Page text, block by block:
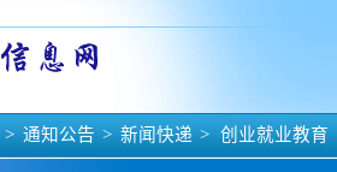
> 通知公告 > 新闻快递 > 创业就业教育